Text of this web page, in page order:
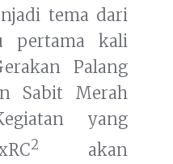
tema dari
pertama kali
Palang
Sabit Merah
yang
2
akan